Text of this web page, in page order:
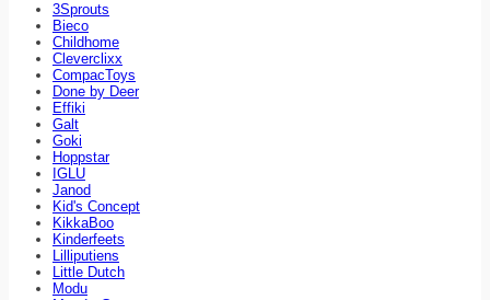
3Sprouts
Bieco
Childhome
Cleverclixx
CompacToys
Done by Deer
Effiki
Galt
Goki
Hoppstar
IGLU
Janod
Kid's Concept
KikkaBoo
Kinderfeets
Lilliputiens
Little Dutch
Modu